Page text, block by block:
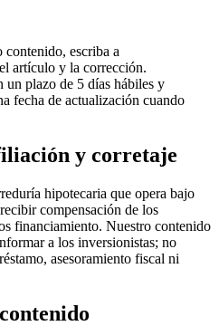
contenido, escriba a
artículo y la corrección.
un plazo de 5 días hábiles y
fecha de actualización cuando
y corretaje
hipotecaria que opera bajo
compensación de los
financiamiento. Nuestro contenido
a los inversionistas; no
asesoramiento fiscal ni